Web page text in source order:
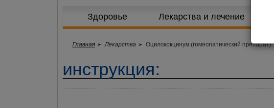
Здоровье Лекарства и лечение
Главная Лекарства Оцилококцинум (гомеопатический препарат)
инструкция: